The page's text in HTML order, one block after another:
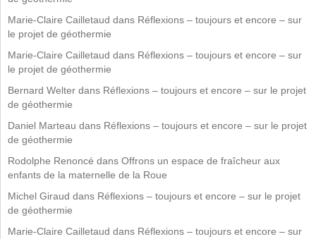
Marie-Claire Cailletaud dans Réflexions – toujours et encore – sur
le projet de géothermie
Marie-Claire Cailletaud dans Réflexions – toujours et encore – sur
le projet de géothermie
Bernard Welter dans Réflexions – toujours et encore – sur le projet
de géothermie
Daniel Marteau dans Réflexions – toujours et encore – sur le projet
de géothermie
Rodolphe Renoncé dans Offrons un espace de fraîcheur aux
enfants de la maternelle de la Roue
Michel Giraud dans Réflexions – toujours et encore – sur le projet
de géothermie
Marie-Claire Cailletaud dans Réflexions – toujours et encore – sur